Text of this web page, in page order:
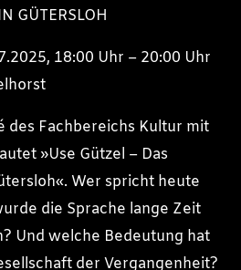
GÜTERSLOH
18:00 Uhr – 20:00 Uhr
des Fachbereichs Kultur mit
»Use Gützel – Das
Wer spricht heute
die Sprache lange Zeit
Und welche Bedeutung hat
der Vergangenheit?